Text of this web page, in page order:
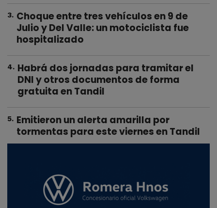
3. Choque entre tres vehículos en 9 de
Julio y Del Valle: un motociclista fue
hospitalizado
4. Habrá dos jornadas para tramitar el
DNI y otros documentos de forma
gratuita en Tandil
5. Emitieron un alerta amarilla por
tormentas para este viernes en Tandil